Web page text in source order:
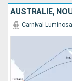
Carnival Luminosa